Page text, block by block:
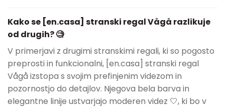
Kako se [en.casa] stranski regal Vågå razlikuje
od drugih? 🧐
V primerjavi z drugimi stranskimi regali, ki so pogosto
preprosti in funkcionalni, [en.casa] stranski regal
Vågå izstopa s svojim prefinjenim videzom in
pozornostjo do detajlov. Njegova bela barva in
elegantne linije ustvarjajo moderen videz 🤍, ki bo v